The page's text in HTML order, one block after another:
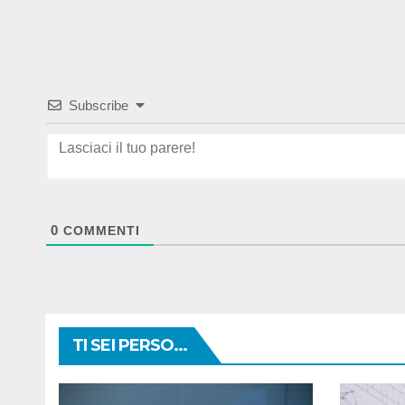
Subscribe
0 COMMENTI
TI SEI PERSO...